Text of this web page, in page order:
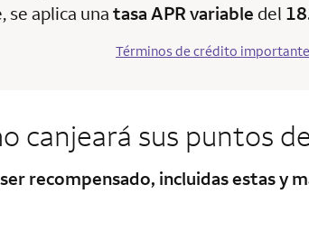
se aplica una tasa APR variable del
Términos de crédito
canjeará sus puntos
recompensado, incluidas estas y